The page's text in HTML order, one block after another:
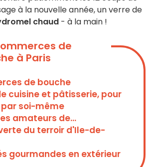
à la nouvelle année, un verre de
chaud - à la main !
de
à Paris
de bouche
cuisine et pâtisserie, pour
soi-même
amateurs de...
du terroir d'Ile-de-
gourmandes en extérieur